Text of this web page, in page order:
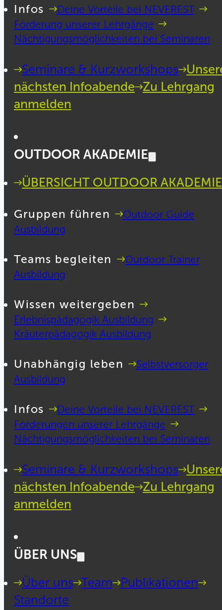
Infos
Deine Vorteile bei NEVEREST
Förderung unserer Lehrgänge
Nächtigungsmöglichkeiten bei Seminaren
Seminare & Kurzworkshops
nächsten Infoabende Zu Lehrgang
anmelden
OUTDOOR AKADEMIE
ÜBERSICHT OUTDOOR AKADEMIE
Gruppen führen
Outdoor Guide
Ausbildung
Teams begleiten
Outdoor Trainer
Ausbildung
Wissen weitergeben
Erlebnispädagogik Ausbildung
Kräuterpädagogik Ausbildung
Unabhängig leben
Selbstversorger
Ausbildung
Infos
Deine Vorteile bei NEVEREST
Förderungen unserer Lehrgänge
Nächtigungsmöglichkeiten bei Seminaren
Seminare & Kurzworkshops
nächsten Infoabende Zu Lehrgang
anmelden
ÜBER UNS
Über uns Team
Publikationen
Standorte